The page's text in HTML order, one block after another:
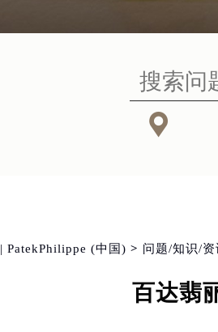

| PatekPhilippe (中国) > 问题/知识/资
百达翡